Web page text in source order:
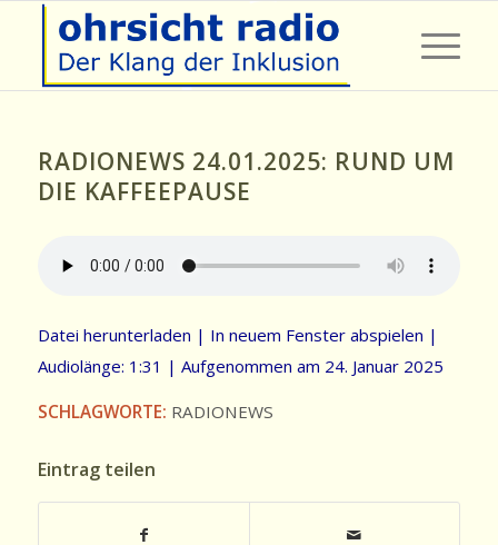
RADIONEWS 24.01.2025: RUND UM
DIE KAFFEEPAUSE
Datei herunterladen | In neuem Fenster abspielen |
Audiolänge: 1:31 | Aufgenommen am 24. Januar 2025
SCHLAGWORTE: RADIONEWS
Eintrag teilen